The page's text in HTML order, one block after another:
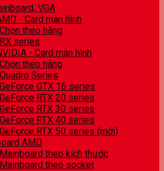
VGA
- Card màn hình
Chọn theo hãng
RX series
- Card màn hình
Chọn theo hãng
Quadro Series
GeForce GTX 16 series
GeForce RTX 20 series
GeForce RTX 30 series
GeForce RTX 40 series
GeForce RTX 50 series (mới)
AMD
Mainboard theo kích thước
Mainboard theo socket